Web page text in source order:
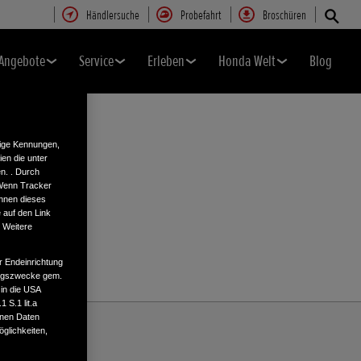
Händlersuche Probefahrt Broschüren
Service Erleben Honda Welt Blog
Kennungen,
die unter
. Durch
Tracker
dieses
auf den Link
Weitere
Endeinrichtung
gem.
die USA
S.1 lit.a
Daten